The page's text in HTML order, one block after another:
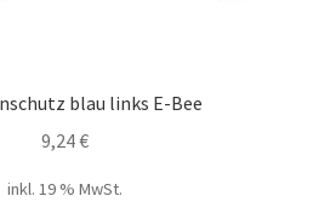
blau links E-Bee
9,24€
inkl. 19 % MwSt.